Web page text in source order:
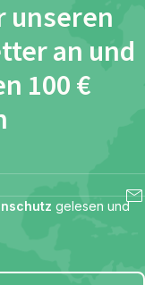
unseren
an und
100 €
gelesen und